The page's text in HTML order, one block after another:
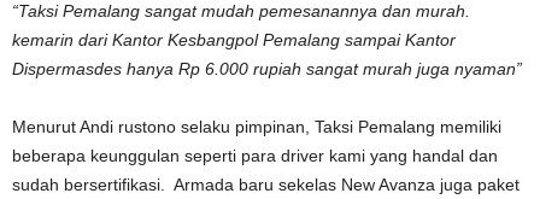
“Taksi Pemalang sangat mudah pemesanannya dan murah.
kemarin dari Kantor Kesbangpol Pemalang sampai Kantor
Dispermasdes hanya Rp 6.000 rupiah sangat murah juga nyaman”
Menurut Andi rustono selaku pimpinan, Taksi Pemalang memiliki
beberapa keunggulan seperti para driver kami yang handal dan
sudah bersertifikasi. Armada baru sekelas New Avanza juga paket